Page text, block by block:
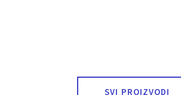
SVI PROIZVODI